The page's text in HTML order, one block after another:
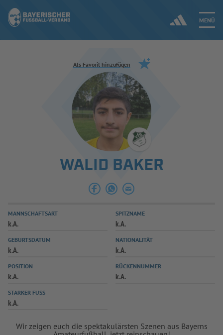
MENÜ
Jetzt einloggen
ERGEBNISSE & WETTBEWERBE
SPIELBETRIEB & VERBANDSLEBEN
AUSBILDUNG & FÖRDERUNG
SPIELPLUS
Als Favorit hinzufügen
WALID BAKER
MANNSCHAFTSART
k.A.
SPITZNAME
k.A.
GEBURTSDATUM
k.A.
NATIONALITÄT
k.A.
POSITION
k.A.
RÜCKENNUMMER
k.A.
STARKER FUSS
k.A.
Wir zeigen euch die spektakulärsten Szenen aus Bayerns